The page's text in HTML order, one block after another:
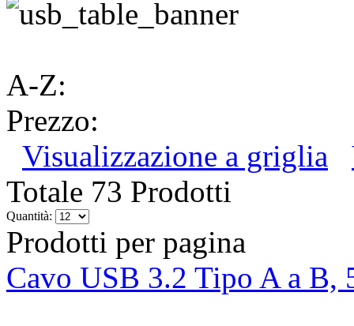
A-Z:
Prezzo:
Visualizzazione a griglia
Totale 73 Prodotti
Quantità:
Prodotti per pagina
Cavo USB 3.2 Tipo A a B,